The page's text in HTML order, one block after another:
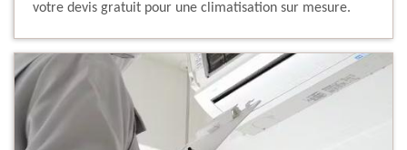
votre devis gratuit pour une climatisation sur mesure.